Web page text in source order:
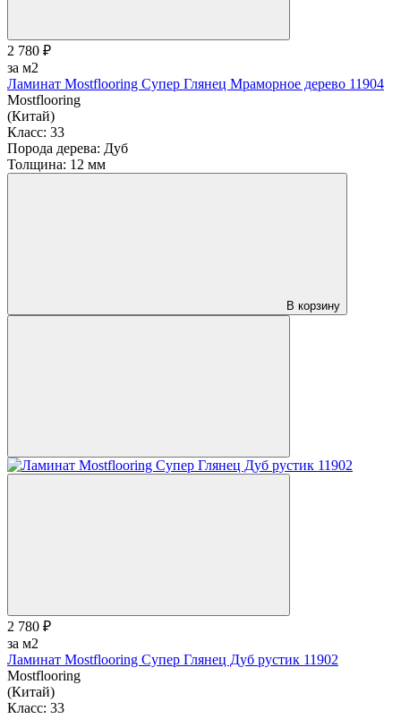
2 780 ₽
за м2
Ламинат Mostflooring Супер Глянец Мраморное дерево 11904
Mostflooring
(Китай)
Класс: 33
Порода дерева: Дуб
Толщина: 12 мм
В корзину
2 780 ₽
за м2
Ламинат Mostflooring Супер Глянец Дуб рустик 11902
Mostflooring
(Китай)
Класс: 33